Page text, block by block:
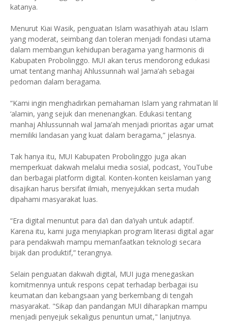
katanya.
Menurut Kiai Wasik, penguatan Islam wasathiyah atau Islam
yang moderat, seimbang dan toleran menjadi fondasi utama
dalam membangun kehidupan beragama yang harmonis di
Kabupaten Probolinggo. MUI akan terus mendorong edukasi
umat tentang manhaj Ahlussunnah wal Jama’ah sebagai
pedoman dalam beragama.
“Kami ingin menghadirkan pemahaman Islam yang rahmatan lil
‘alamin, yang sejuk dan menenangkan. Edukasi tentang
manhaj Ahlussunnah wal Jama’ah menjadi prioritas agar umat
memiliki landasan yang kuat dalam beragama,” jelasnya.
Tak hanya itu, MUI Kabupaten Probolinggo juga akan
memperkuat dakwah melalui media sosial, podcast, YouTube
dan berbagai platform digital. Konten-konten keislaman yang
disajikan harus bersifat ilmiah, menyejukkan serta mudah
dipahami masyarakat luas.
“Era digital menuntut para da’i dan da’iyah untuk adaptif.
Karena itu, kami juga menyiapkan program literasi digital agar
para pendakwah mampu memanfaatkan teknologi secara
bijak dan produktif,” terangnya.
Selain penguatan dakwah digital, MUI juga menegaskan
komitmennya untuk respons cepat terhadap berbagai isu
keumatan dan kebangsaan yang berkembang di tengah
masyarakat. "Sikap dan pandangan MUI diharapkan mampu
menjadi penyejuk sekaligus penuntun umat," lanjutnya.